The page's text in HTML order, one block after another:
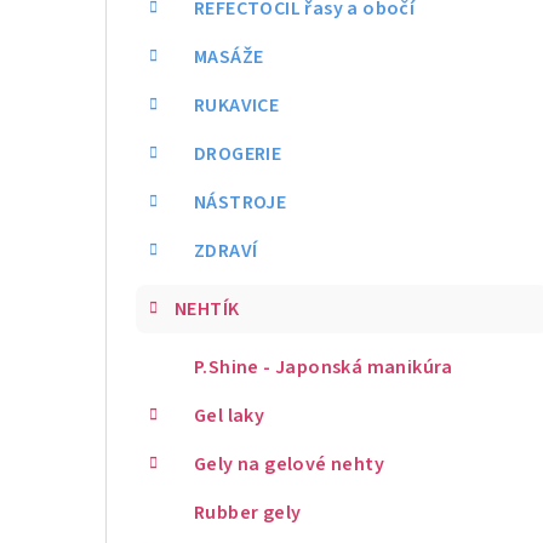
REFECTOCIL řasy a obočí
MASÁŽE
RUKAVICE
DROGERIE
NÁSTROJE
ZDRAVÍ
NEHTÍK
P.Shine - Japonská manikúra
Gel laky
Gely na gelové nehty
Rubber gely